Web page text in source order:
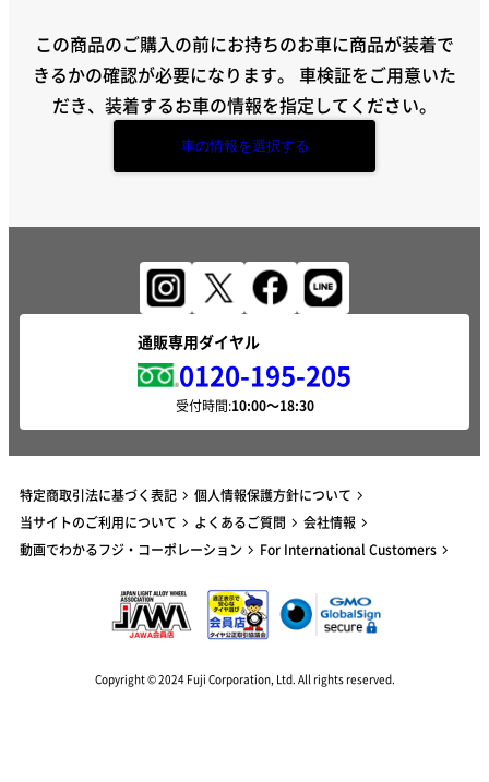
この商品のご購入の前にお持ちのお車に商品が装着で
きるかの確認が必要になります。 車検証をご用意いた
だき、装着するお車の情報を指定してください。
車の情報を選択する
通販専用ダイヤル
0120-195-205
受付時間:
特定商取引法に基づく表記
個人情報保護方針について
当サイトのご利用について
よくあるご質問
会社情報
動画でわかるフジ・コーポレーション
For International Customers
Copyright © 2024 Fuji Corporation, Ltd. All rights reserved.